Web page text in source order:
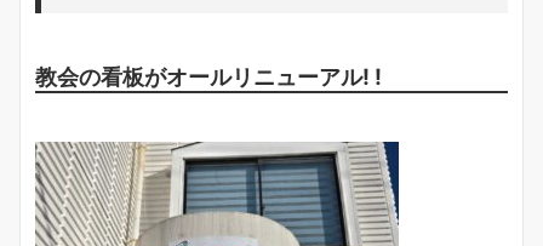
教会の看板がオールリニューアル! !